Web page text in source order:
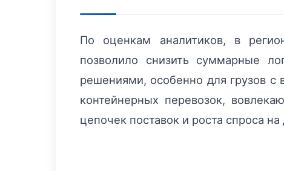
По оценкам аналитиков, в
позволило снизить суммарные
решениями, особенно для грузов
контейнерных перевозок,
цепочек поставок и роста спроса на